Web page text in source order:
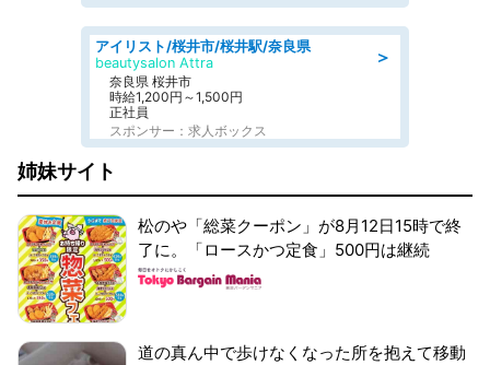
＞
アイリスト/桜井市/桜井駅/奈良県
beautysalon Attra
奈良県 桜井市
時給1,200円～1,500円
正社員
スポンサー：求人ボックス
姉妹サイト
松のや「総菜クーポン」が8月12日15時で終
了に。「ロースかつ定食」500円は継続
道の真ん中で歩けなくなった所を抱えて移動